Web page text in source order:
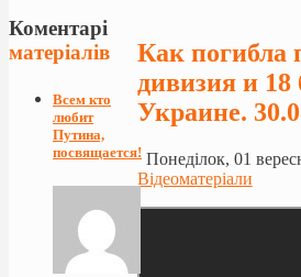
Как погибла
дивизия и 18
Украине.
Понеділок, 01
Відеоматеріали
Коментарі
матеріалів
Всем кто
любит
Путина,
посвящается!